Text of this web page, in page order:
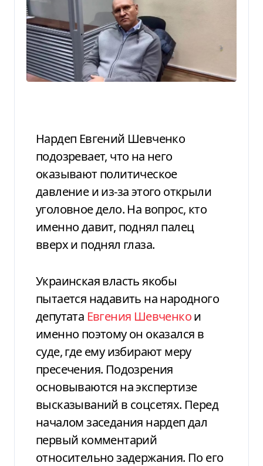
Нардеп Евгений Шевченко
подозревает, что на него
оказывают политическое
давление и из-за этого открыли
уголовное дело. На вопрос, кто
именно давит, поднял палец
вверх и поднял глаза.
Украинская власть якобы
пытается надавить на народного
депутата Евгения Шевченкои
именно поэтому он оказался в
суде, где ему избирают меру
пресечения. Подозрения
основываются на экспертизе
высказываний в соцсетях. Перед
началом заседания нардеп дал
первый комментарий
относительно задержания. По его